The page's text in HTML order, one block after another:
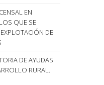
EN
QUE SE
DE
DE AYUDAS
RURAL.